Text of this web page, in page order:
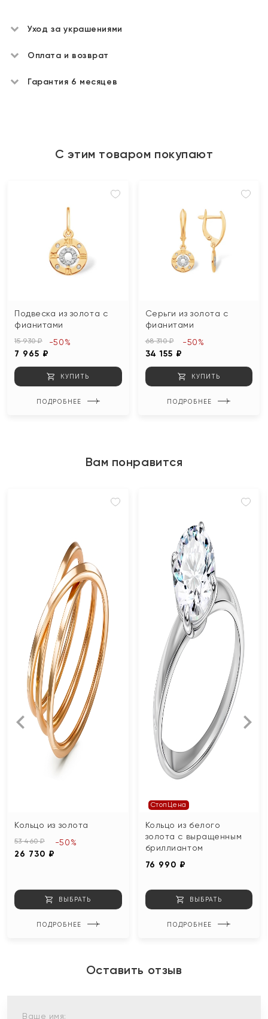
Уход за украшениями
Оплата и возврат
Гарантия 6 месяцев
С этим товаром покупают
Подвеска из золота с
фианитами
15 930 ₽
7 965 ₽
-50%
КУПИТЬ
ПОДРОБНЕЕ
Серьги из золота с
фианитами
68 310 ₽
34 155 ₽
-50%
КУПИТЬ
ПОДРОБНЕЕ
Вам понравится
Кольцо из золота
53 460 ₽
26 730 ₽
-50%
ВЫБРАТЬ
ПОДРОБНЕЕ
СтопЦена
Кольцо из белого
золота с выращенным
бриллиантом
76 990 ₽
ВЫБРАТЬ
ПОДРОБНЕЕ
Оставить отзыв
Ваше имя: